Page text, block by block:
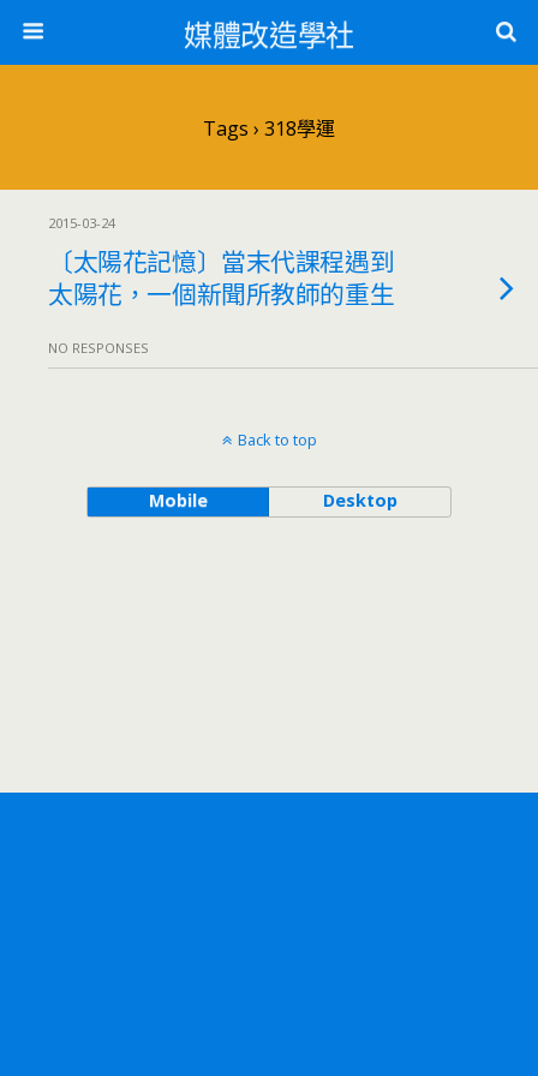
媒體改造學社
Tags › 318學運
2015-03-24
〔太陽花記憶〕當末代課程遇到
太陽花，一個新聞所教師的重生
NO RESPONSES
Back to top
Mobile Desktop